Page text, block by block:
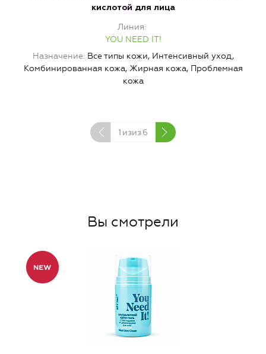
кислотой для лица
Линия
YOU NEED IT!
Назначение Все типы кожи, Интенсивный уход,
Комбинированная кожа, Жирная кожа, Проблемная
кожа
1 изиз6
Вы смотрели